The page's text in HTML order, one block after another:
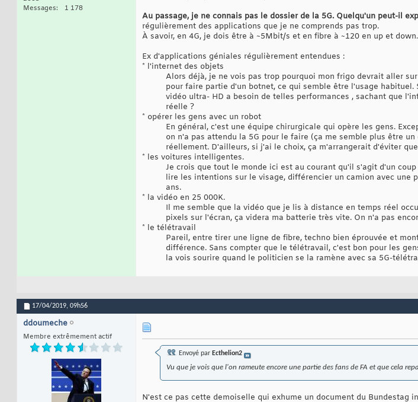
Messages
1 178
Au passage, je ne connais pas le dossier de la 5G. Quelqu'un peut-il
régulièrement des applications que je ne comprends pas trop.
À savoir, en 4G, je dois être à ~5Mbit/s et en fibre à ~120 en up et down.
Ex d'applications géniales régulièrement entendues :
* l'internet des objets
Alors déjà, je ne vois pas trop pourquoi mon frigo devrait aller
pour faire partie d'un botnet, ce qui semble être l'usage
vidéo ultra- HD a besoin de telles performances , sachant que
réelle ?
* opérer les gens avec un robot
En général, c'est une équipe chirurgicale qui opère les gens.
on n'a pas attendu la 5G pour le faire (ça me semble plus être
réellement. D'ailleurs, si j'ai le choix, ça m'arrangerait d'éviter
* les voitures intelligentes.
Je crois que tout le monde ici est au courant qu'il s'agit d'un
lire les intentions sur le visage, différencier un camion avec
ans.
* la vidéo en 25 000K.
Il me semble que la vidéo que je lis à distance en temps réel
pixels sur l'écran, ça videra ma batterie très vite. On n'a pas
* le télétravail
Pareil, entre tirer une ligne de fibre, techno bien éprouvée et
différence. Sans compter que le télétravail, c'est bon pour les
la vois sourire quand le politicien se la ramène avec sa 5G-
17/04/2019, 09h56
ddoumeche
Membre extrêmement actif
Envoyé par Ecthelion2
Vu que je vois que l'on rameute encore une partie des fans de FA et que cela
N'est ce pas cette demoiselle qui exhume un document du Bundestag